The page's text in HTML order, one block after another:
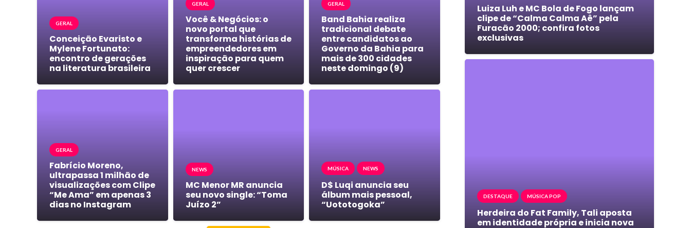
GERAL
Conceição Evaristo e
Mylene Fortunato:
encontro de gerações
na literatura brasileira
GERAL
Você & Negócios: o
novo portal que
transforma histórias de
empreendedores em
inspiração para quem
quer crescer
GERAL
Band Bahia realiza
tradicional debate
entre candidatos ao
Governo da Bahia para
mais de 300 cidades
neste domingo (9)
GERAL
Fabrício Moreno,
ultrapassa 1 milhão de
visualizações com Clipe
“Me Ama” em apenas 3
dias no Instagram
NEWS
MC Menor MR anuncia
seu novo single: “Toma
Juízo 2”
MÚSICA NEWS
D$ Luqi anuncia seu
álbum mais pessoal,
“Uototogoka”
Luiza Luh e MC Bola de Fogo lançam
clipe de “Calma Calma Aê” pela
Furacão 2000; confira fotos
exclusivas
DESTAQUE MÚSICA POP
Herdeira do Fat Family, Tali aposta
em identidade própria e inicia nova